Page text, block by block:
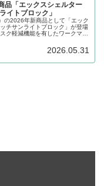
品「エックスシェルター
イトブロック」
の2026年新商品として「エック
チサンライトブロック」が登場
ク軽減機能を有したワークマン
ワンタッチ構造となっていま
2026.05.31